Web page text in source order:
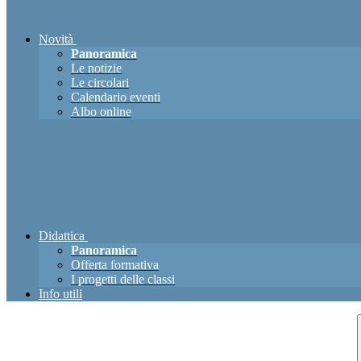
Novità
Panoramica
Le notizie
Le circolari
Calendario eventi
Albo online
Didattica
Panoramica
Offerta formativa
I progetti delle classi
Info utili